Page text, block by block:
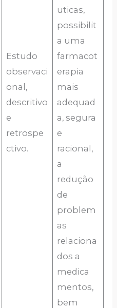
Estudo
observaci
onal,
descritivo
e
retrospe
ctivo.
uticas,
possibilit
a uma
farmacot
erapia
mais
adequad
a, segura
e
racional,
a
redução
de
problem
as
relaciona
dos a
medica
mentos,
bem